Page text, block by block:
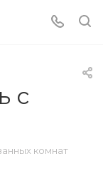
с
комнат